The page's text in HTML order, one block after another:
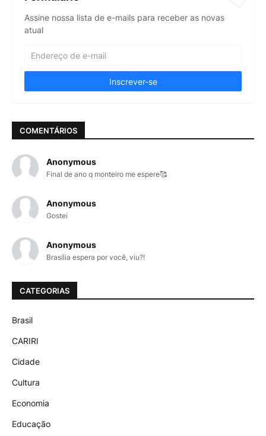
Assine nossa lista de e-mails para receber as novas
atual
COMENTÁRIOS
Anonymous
Final de ano q monteiro me espere🥰
Anonymous
Gostei
Anonymous
Brasília espera por você, viu?!
CATEGORIAS
Brasil
CARIRI
Cidade
Cultura
Economia
Educação